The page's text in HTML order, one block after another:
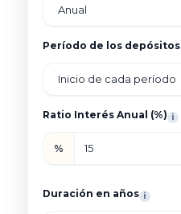
Período de los depósitos
Ratio Interés Anual (%) i
%
Duración en años i